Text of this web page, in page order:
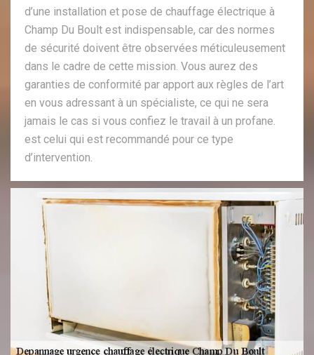
d’une installation et pose de chauffage électrique à
Champ Du Boult est indispensable, car des normes
de sécurité doivent être observées méticuleusement
dans le cadre de cette mission. Vous aurez des
garanties de conformité par apport aux règles de l’art
en vous adressant à un spécialiste, ce qui ne sera
jamais le cas si vous confiez le travail à un profane.
est celui qui est recommandé pour ce type
d’intervention.